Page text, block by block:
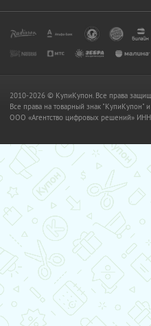
2010-2026 © КупиКупон. Все права
Все права на товарный знак "КупиКупон"
OOO «Агентство цифровых решений»